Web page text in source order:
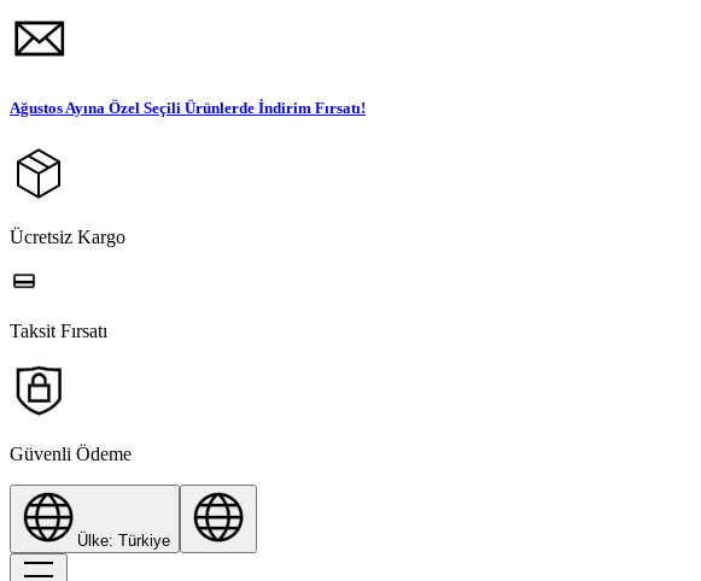
Ağustos Ayına Özel Seçili Ürünlerde İndirim Fırsatı!
Ücretsiz Kargo
Taksit Fırsatı
Güvenli Ödeme
Ülke: Türkiye